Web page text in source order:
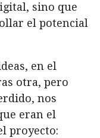
sino que
el potencial
en el
otra, pero
nos
eran el
proyecto: